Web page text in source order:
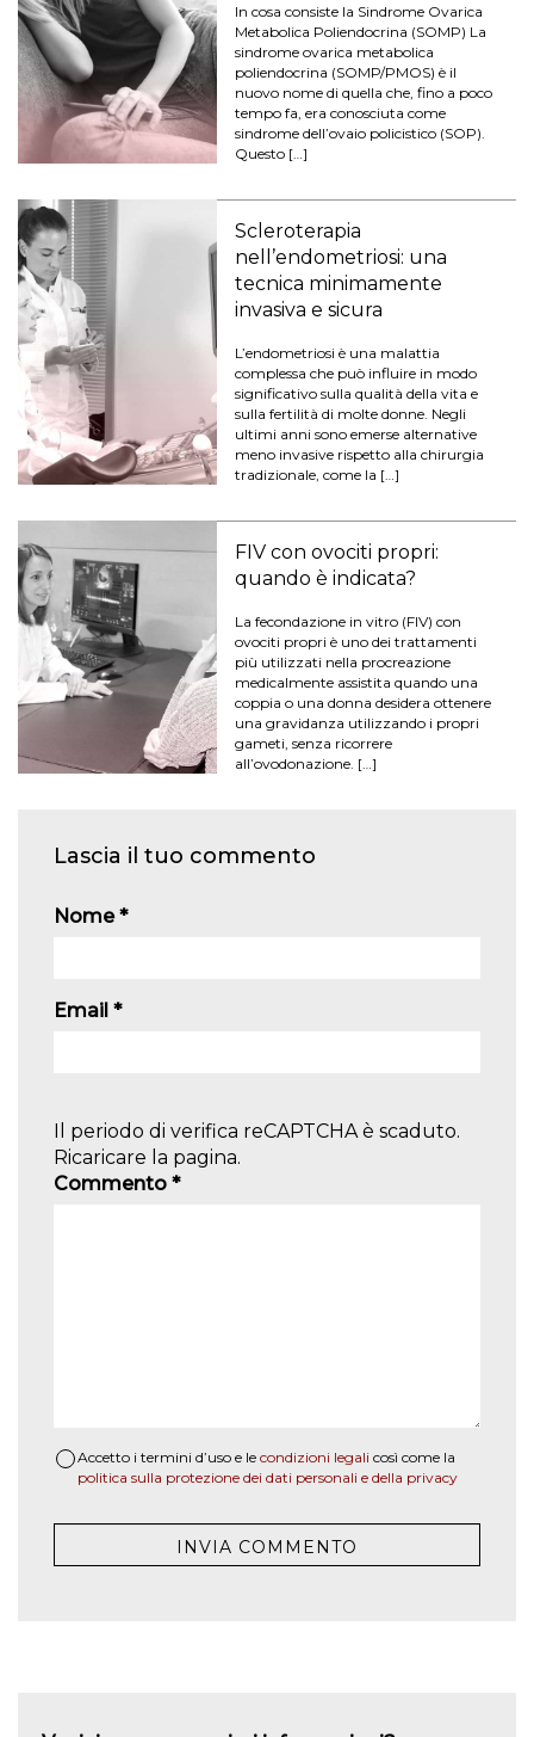
In cosa consiste la Sindrome Ovarica
Metabolica Poliendocrina (SOMP) La
sindrome ovarica metabolica
poliendocrina (SOMP/PMOS) è il
nuovo nome di quella che, fino a poco
tempo fa, era conosciuta come
sindrome dell’ovaio policistico (SOP).
Questo […]
Scleroterapia
nell’endometriosi: una
tecnica minimamente
invasiva e sicura
L’endometriosi è una malattia
complessa che può influire in modo
significativo sulla qualità della vita e
sulla fertilità di molte donne. Negli
ultimi anni sono emerse alternative
meno invasive rispetto alla chirurgia
tradizionale, come la […]
FIV con ovociti propri:
quando è indicata?
La fecondazione in vitro (FIV) con
ovociti propri è uno dei trattamenti
più utilizzati nella procreazione
medicalmente assistita quando una
coppia o una donna desidera ottenere
una gravidanza utilizzando i propri
gameti, senza ricorrere
all’ovodonazione. […]
Lascia il tuo commento
Nome*
Email *
Il periodo di verifica reCAPTCHA è scaduto.
Ricaricare la pagina.
Commento *
Accetto i termini d’uso e le condizioni legali così come la
politica sulla protezione dei dati personali e della privacy